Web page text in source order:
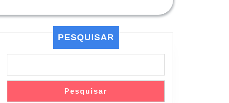
PESQUISAR
Pesquisar